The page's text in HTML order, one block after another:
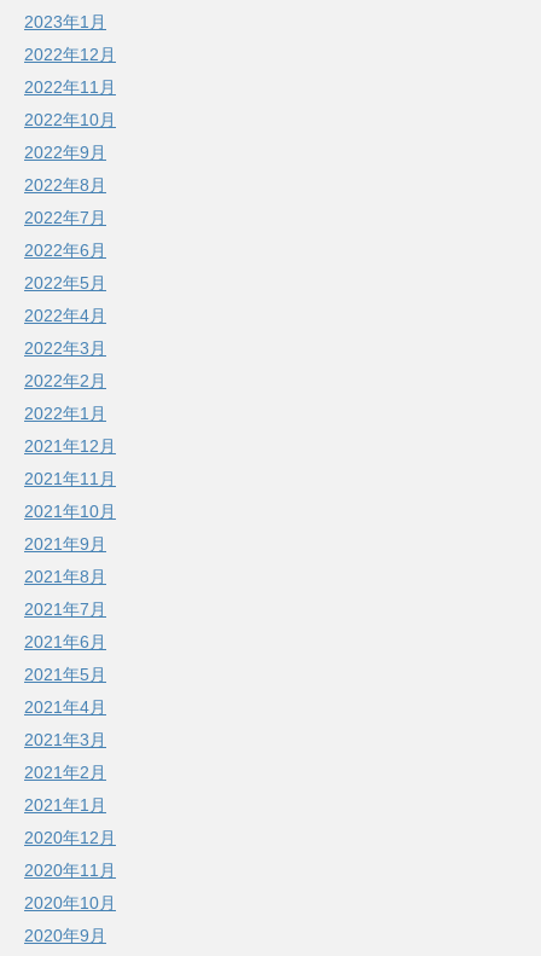
2023年1月
2022年12月
2022年11月
2022年10月
2022年9月
2022年8月
2022年7月
2022年6月
2022年5月
2022年4月
2022年3月
2022年2月
2022年1月
2021年12月
2021年11月
2021年10月
2021年9月
2021年8月
2021年7月
2021年6月
2021年5月
2021年4月
2021年3月
2021年2月
2021年1月
2020年12月
2020年11月
2020年10月
2020年9月